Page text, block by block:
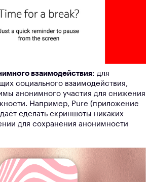
взаимодействия: для
социального взаимодействия,
анонимного участия для снижения
Например, Pure (приложение
сделать скриншоты никаких
для сохранения анонимности